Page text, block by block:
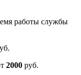
работы службы
2000 руб.